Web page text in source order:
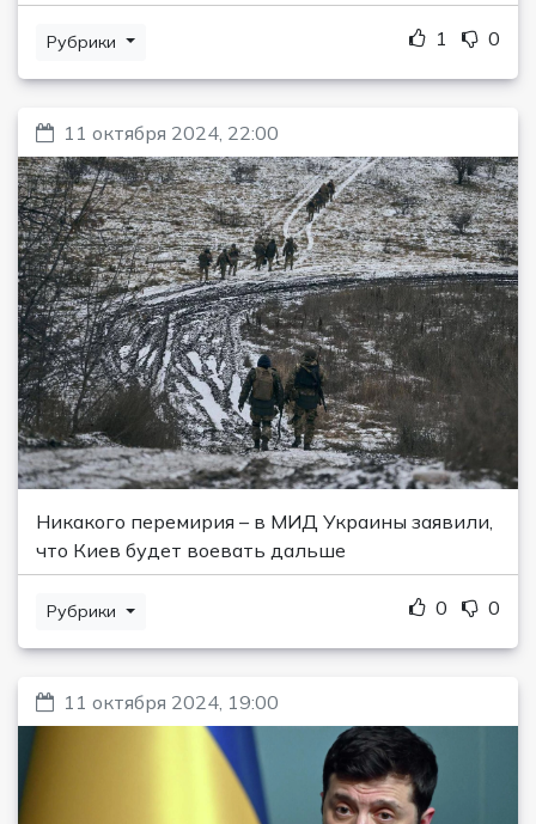
Рубрики 1 0
11 октября 2024, 22:00
Никакого перемирия – в МИД Украины заявили,
что Киев будет воевать дальше
Рубрики 0 0
11 октября 2024, 19:00